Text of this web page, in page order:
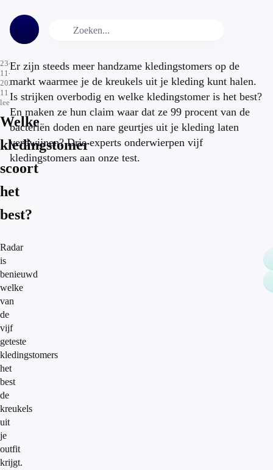
23-
11-
2020
11 min.
leestijd
Welke
kledingstomer
scoort
het
best?
Er zijn steeds meer handzame kledingstomers op de
markt waarmee je de kreukels uit je kleding kunt halen.
Is strijken overbodig en welke kledingstomer is het best?
En maken ze hun claim waar dat ze 99 procent van de
bacteriën doden en nare geurtjes uit je kleding laten
verdwijnen? Drie experts onderwierpen vijf
kledingstomers aan onze test.
Radar
is
benieuwd
welke
van
de
vijf
geteste
kledingstomers
het
best
de
kreukels
uit
je
outfit
krijgt.